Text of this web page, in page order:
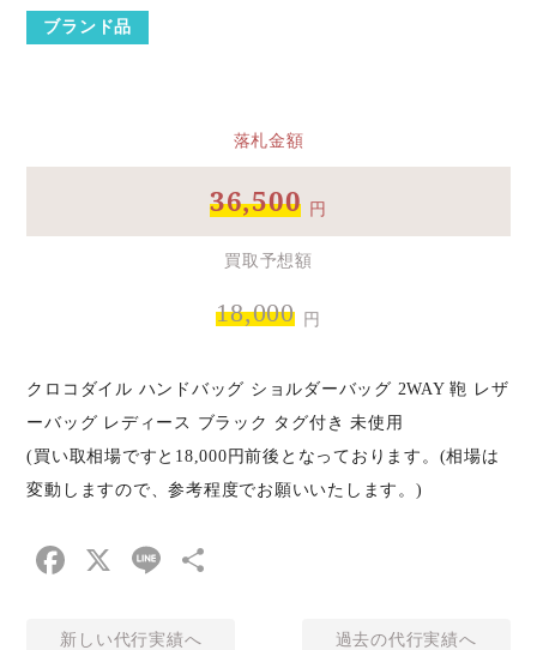
ブランド品
落札金額
36,500 円
買取予想額
18,000 円
クロコダイル ハンドバッグ ショルダーバッグ 2WAY 鞄 レザ
ーバッグ レディース ブラック タグ付き 未使用
(買い取相場ですと18,000円前後となっております。(相場は
変動しますので、参考程度でお願いいたします。)
Facebook
X Line
新しい代行実績へ 過去の代行実績へ